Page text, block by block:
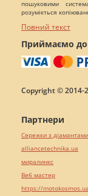
пошуковими
розуміється
Повний текст
Приймаємо
Copyright © 2014-
Партнери
Сережки з діамантами
alliancetechnika.ua
миралинкс
Веб мастер
https://